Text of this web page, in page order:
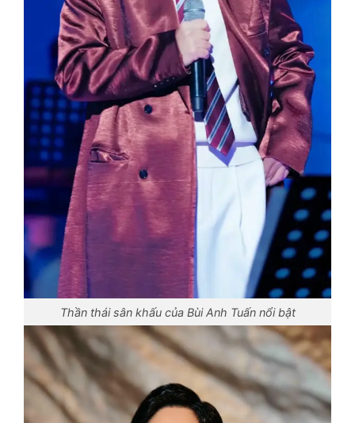
Thần thái sân khấu của Bùi Anh Tuấn nổi bật